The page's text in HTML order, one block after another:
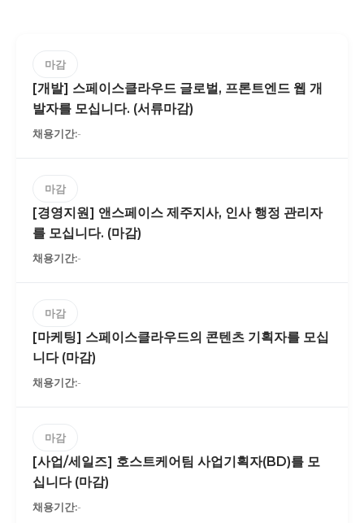
마감
[개발] 스페이스클라우드 글로벌, 프론트엔드 웹 개
발자를 모십니다. (서류마감)
-
마감
[경영지원] 앤스페이스 제주지사, 인사 행정 관리자
를 모십니다. (마감)
-
마감
[마케팅] 스페이스클라우드의 콘텐츠 기획자를 모십
니다 (마감)
-
마감
[사업/세일즈] 호스트케어팀 사업기획자(BD)를 모
십니다 (마감)
-